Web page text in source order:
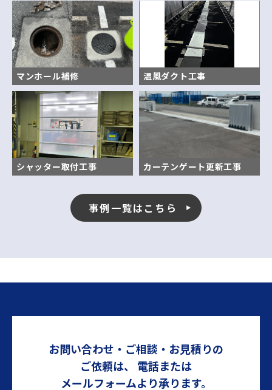
マンホール補修 温風ダクト工事
シャッター取付工事 カーテンゲート更新工事
事例一覧はこちら
お問い合わせ・ご相談・お見積りの
ご依頼は、
電話または
メールフォームより承ります。